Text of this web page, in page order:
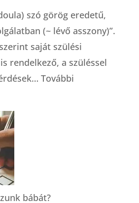
szó görög eredetű,
(~ lévő asszony)”.
saját szülési
rendelkező, a szüléssel
További
bábát?